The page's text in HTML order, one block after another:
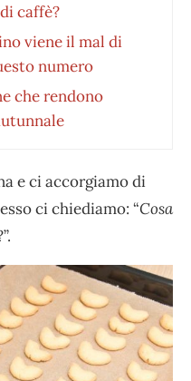
caffè?
viene il mal di
numero
che rendono
e ci accorgiamo di
ci chiediamo: “Cosa